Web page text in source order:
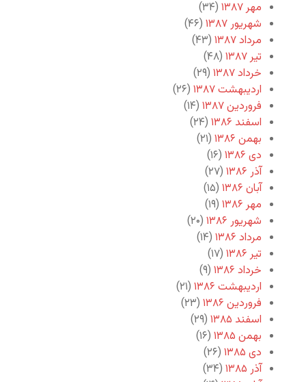
مهر ۱۳۸۷
(۳۴)
شهریور ۱۳۸۷
(۴۶)
مرداد ۱۳۸۷
(۴۳)
تیر ۱۳۸۷
(۴۸)
خرداد ۱۳۸۷
(۲۹)
اردیبهشت ۱۳۸۷
(۲۶)
فروردین ۱۳۸۷
(۱۴)
اسفند ۱۳۸۶
(۲۴)
بهمن ۱۳۸۶
(۲۱)
دی ۱۳۸۶
(۱۶)
آذر ۱۳۸۶
(۲۷)
آبان ۱۳۸۶
(۱۵)
مهر ۱۳۸۶
(۱۹)
شهریور ۱۳۸۶
(۲۰)
مرداد ۱۳۸۶
(۱۴)
تیر ۱۳۸۶
(۱۷)
خرداد ۱۳۸۶
(۹)
اردیبهشت ۱۳۸۶
(۲۱)
فروردین ۱۳۸۶
(۲۳)
اسفند ۱۳۸۵
(۲۹)
بهمن ۱۳۸۵
(۱۶)
دی ۱۳۸۵
(۲۶)
آذر ۱۳۸۵
(۳۴)